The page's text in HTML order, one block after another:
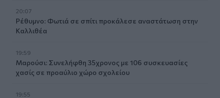
20:07
Ρέθυμνο: Φωτιά σε σπίτι προκάλεσε αναστάτωση στην
Καλλιθέα
19:59
Μαρούσι: Συνελήφθη 35χρονος με 106 συσκευασίες
χασίς σε προαύλιο χώρο σχολείου
19:55